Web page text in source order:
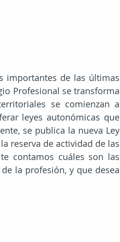
importantes de las últimas
Profesional se transforma
se comienzan a
leyes autonómicas que
se publica la nueva Ley
reserva de actividad de las
contamos cuáles son las
la profesión, y que desea